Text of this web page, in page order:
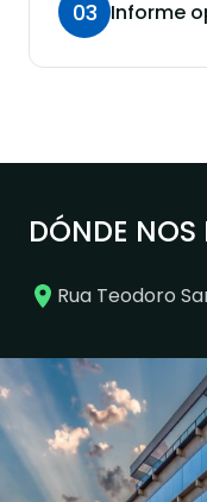
03 Informe
DÓNDE
Rua Teodoro